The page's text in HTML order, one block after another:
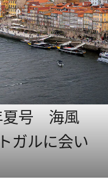
夏号 海風
ガルに会い